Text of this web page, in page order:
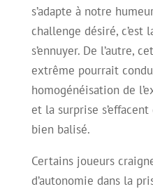
s’adapte à notre
challenge désiré, c’est
s’ennuyer. De l’autre,
extrême pourrait
homogénéisation de
et la surprise
bien balisé.
Certains joueurs
d’autonomie dans la